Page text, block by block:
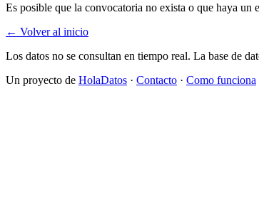
Es posible que la convocatoria no exista o que haya un
← Volver al inicio
Los datos no se consultan en tiempo real. La base de
Un proyecto de HolaDatos · Contacto · Como funciona